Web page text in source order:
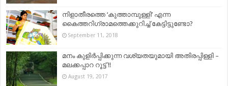
നിളാതീരത്തെ ‘കുത്താമ്പുള്ളി’ എന്ന
കൈത്തറിഗ്രാമത്തെക്കുറിച്ച് കേട്ടിട്ടുണ്ടോ?
September 11, 2018
മനം കുളിര്‍പ്പിക്കുന്ന വശ്യതയുമായി അതിരപ്പിള്ളി –
മലക്കപ്പാറ റൂട്ട് !!
August 19, 2017